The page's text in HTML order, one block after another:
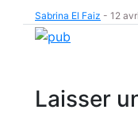
Sabrina El Faiz - 12
Laisser